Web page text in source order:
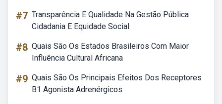
#7 Transparência E Qualidade Na Gestão Pública
Cidadania E Equidade Social
#8 Quais São Os Estados Brasileiros Com Maior
Influência Cultural Africana
#9 Quais São Os Principais Efeitos Dos Receptores
B1 Agonista Adrenérgicos